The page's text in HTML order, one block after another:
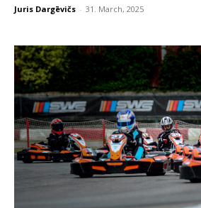
Juris Dargēvičs - 31. March, 2025